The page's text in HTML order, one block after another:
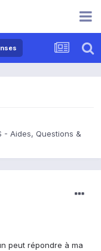
- Aides, Questions &
peut répondre à ma